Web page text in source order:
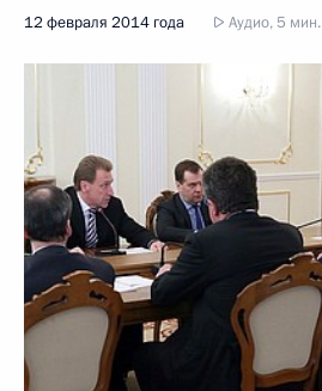
12 февраля 2014 года Аудио, 5 мин.